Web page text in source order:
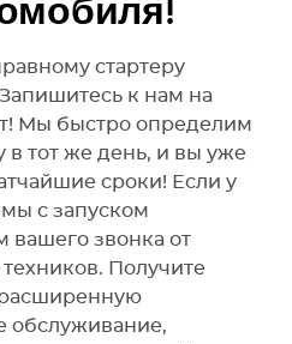
стартеру
к нам на
Мы быстро определим
в тот же день, и вы уже
сроки! Если у
с запуском
звонка от
Получите
обслуживание,